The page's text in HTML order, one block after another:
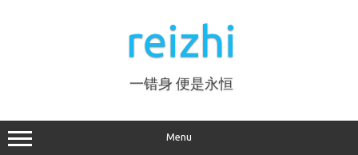
reizhi
一错身 便是永恒
Menu